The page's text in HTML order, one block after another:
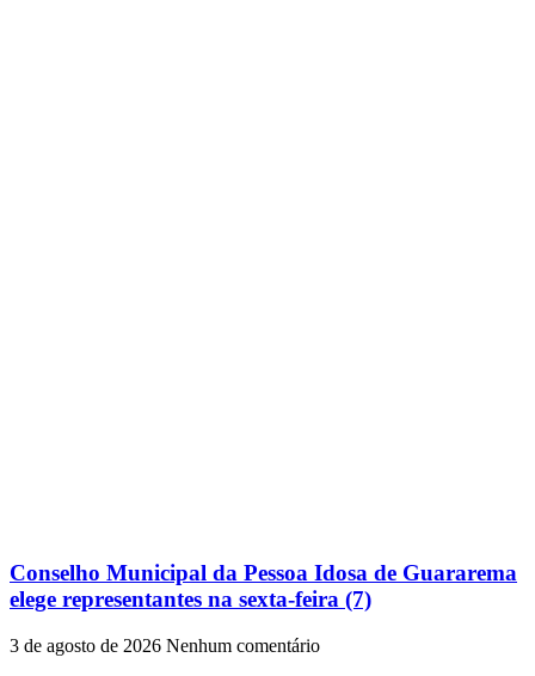
Conselho Municipal da Pessoa Idosa de Guararema
elege representantes na sexta-feira (7)
3 de agosto de 2026 Nenhum comentário